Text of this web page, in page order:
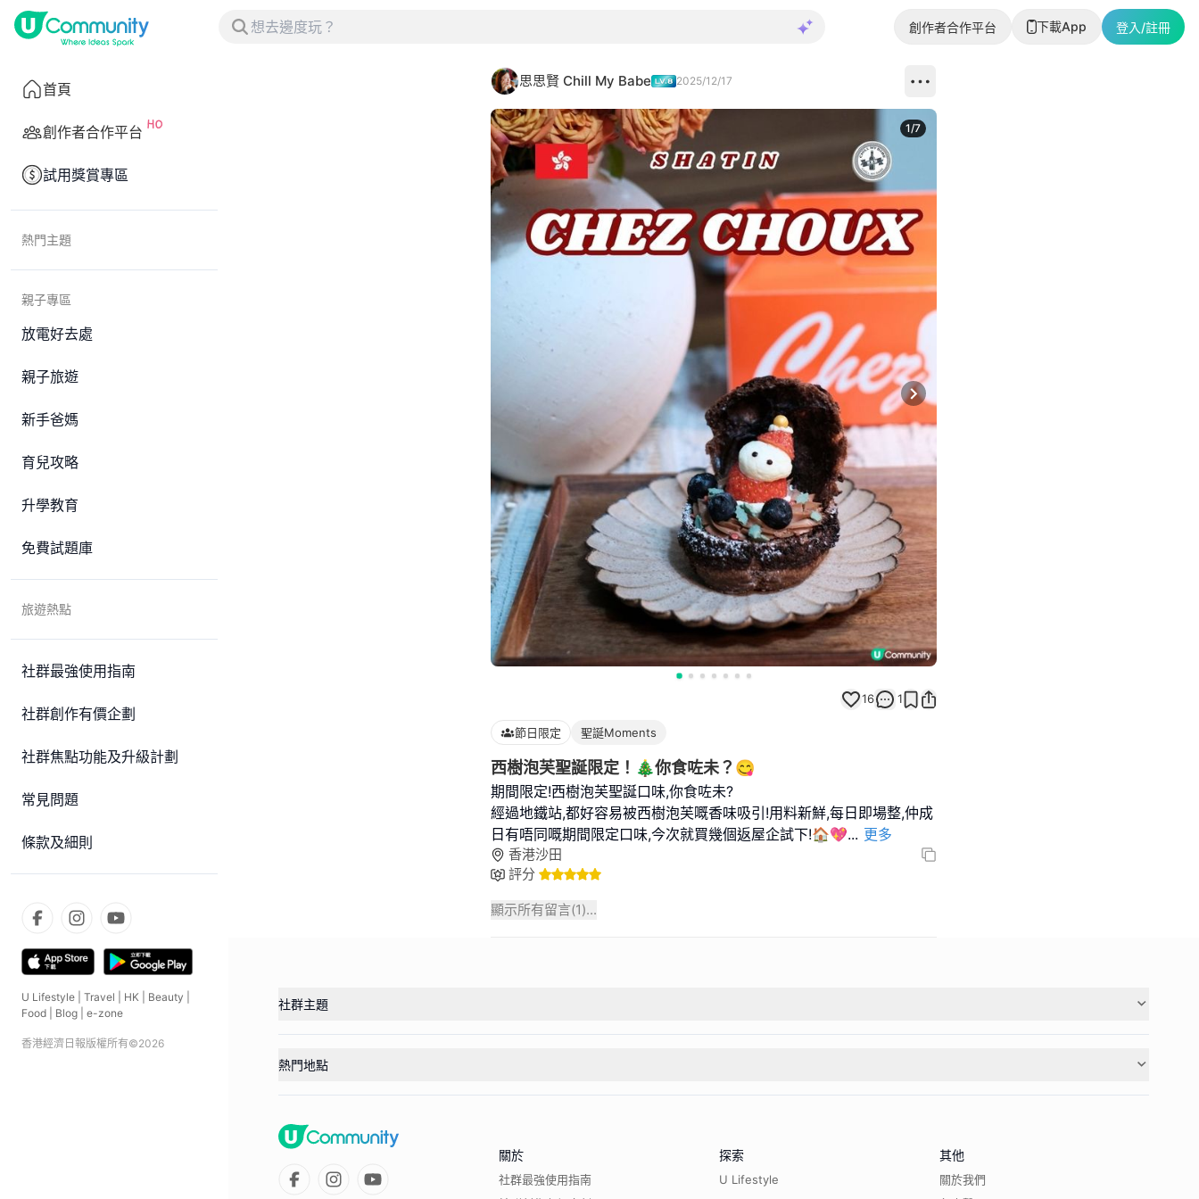
創作者合作平台 下載App 登入/註冊
首頁
創作者合作平台
試用獎賞專區
熱門主題
親子專區
放電好去處
親子旅遊
新手爸媽
育兒攻略
升學教育
免費試題庫
旅遊熱點
社群最強使用指南
社群創作有價企劃
社群焦點功能及升級計劃
常見問題
條款及細則
U Lifestyle Travel HK Beauty
Food
Blog e-zone
香港經濟日報版權所有©2026
思思賢 Chill My Babe 2025/12/17
Next slide
1/7
16 1
節日限定 聖誕Moments
西樹泡芙聖誕限定！🎄你食咗未？😋
期間限定!西樹泡芙聖誕口味,你食咗未?
經過地鐵站,都好容易被西樹泡芙嘅香味吸引!用料新鮮,每日即場整,仲成
日有唔同嘅期間限定口味,今次就買幾個返屋企試下!🏠💖... 更多
香港沙田
評分
顯示所有留言(1)...
社群主題
熱門地點
關於
社群最強使用指南
探索
U Lifestyle
其他
關於我們